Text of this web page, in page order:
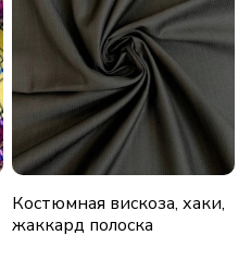
Костюмная вискоза, хаки,
жаккард полоска